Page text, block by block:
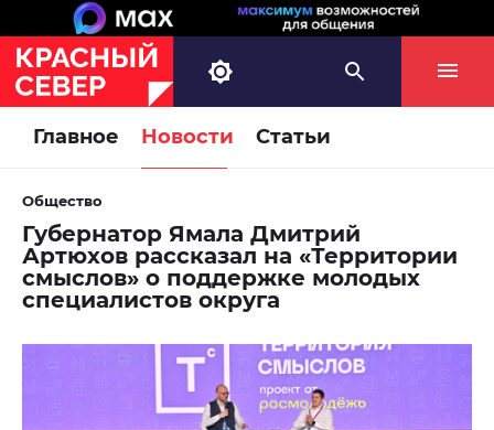
Главное Новости Статьи
Общество
Губернатор Ямала Дмитрий
Артюхов рассказал на «Территории
смыслов» о поддержке молодых
специалистов округа